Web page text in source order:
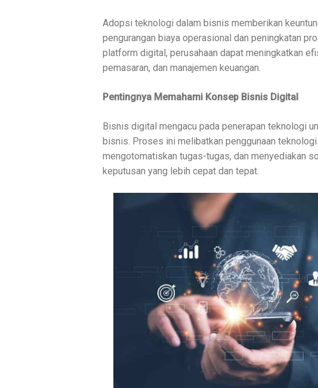
Adopsi teknologi dalam bisnis memberikan
pengurangan biaya operasional dan peningkatan
platform digital, perusahaan dapat meningkatkan
pemasaran, dan manajemen keuangan.
Pentingnya Memahami Konsep Bisnis Digital
Bisnis digital mengacu pada penerapan teknologi
bisnis. Proses ini melibatkan penggunaan
mengotomatiskan tugas-tugas, dan menyediakan
keputusan yang lebih cepat dan tepat.